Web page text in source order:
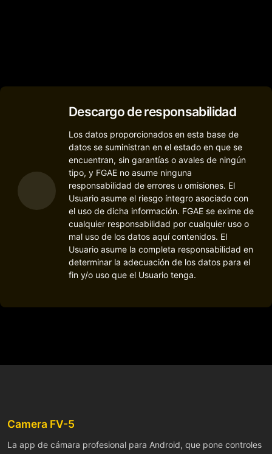
Descargo de responsabilidad
Los datos proporcionados en esta base de
datos se suministran en el estado en que se
encuentran, sin garantías o avales de ningún
tipo, y FGAE no asume ninguna
responsabilidad de errores u omisiones. El
Usuario asume el riesgo íntegro asociado con
el uso de dicha información. FGAE se exime de
cualquier responsabilidad por cualquier uso o
mal uso de los datos aquí contenidos. El
Usuario asume la completa responsabilidad en
determinar la adecuación de los datos para el
fin y/o uso que el Usuario tenga.
Camera FV-5
La app de cámara profesional para Android, que pone controles